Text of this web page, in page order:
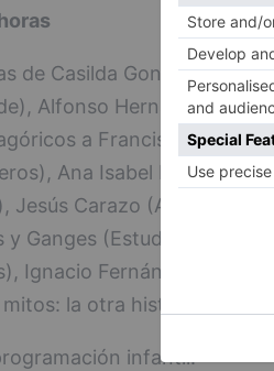
de Casilda González
Alfonso Hernando
a Francisco
Ana Isabel Nuñez
Jesús Carazo (Aquel
y Ganges (Estudio sobre la
Ignacio Fernández de
la otra historia de
infantil: